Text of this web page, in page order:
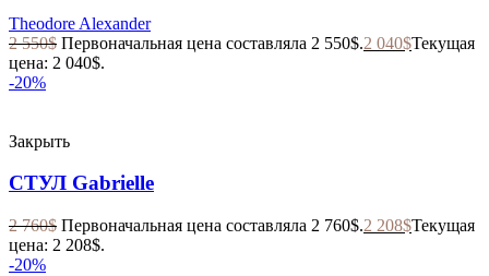
Theodore Alexander
2 550$ Первоначальная цена составляла 2 550$.2 040$Текущая
цена: 2 040$.
-20%
Закрыть
СТУЛ Gabrielle
2 760$ Первоначальная цена составляла 2 760$.2 208$Текущая
цена: 2 208$.
-20%